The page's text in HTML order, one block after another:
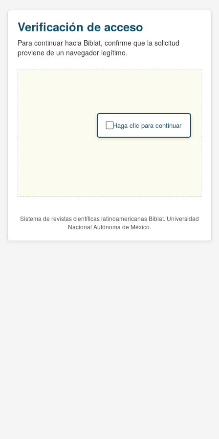
Verificación de acceso
Para continuar hacia Biblat, confirme que la solicitud
proviene de un navegador legítimo.
Haga clic para continuar
Sistema de revistas científicas latinoamericanas Biblat. Universidad
Nacional Autónoma de México.